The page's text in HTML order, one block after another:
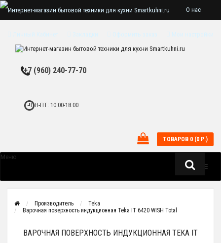
О нас
+7 (960) 240-77-70
ПН-ПТ: 10:00-18:00
ТОВАРОВ 0 (0 Р.)
Меню
Производитель
Teka
Варочная поверхность индукционная Teka IT 6420 WISH Total
ВАРОЧНАЯ ПОВЕРХНОСТЬ ИНДУКЦИОННАЯ TEKA IT